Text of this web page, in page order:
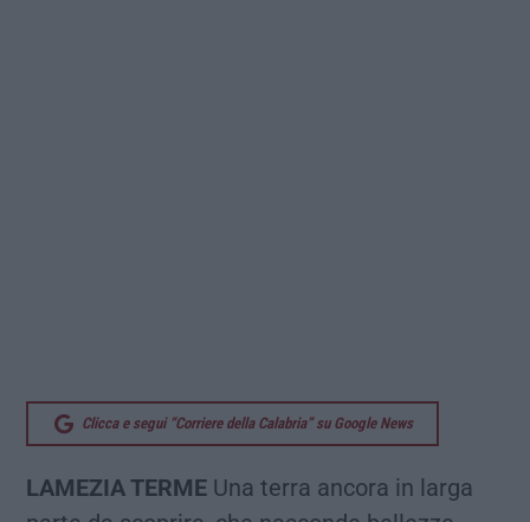
Clicca e segui “Corriere della Calabria” su Google News
LAMEZIA TERME Una terra ancora in larga